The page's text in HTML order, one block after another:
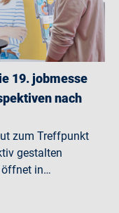
19. jobmesse
nach
zum Treffpunkt
gestalten
öffnet in…